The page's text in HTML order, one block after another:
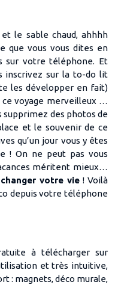
le sable chaud, ahhhh
que vous vous dites en
sur votre téléphone. Et
inscrivez sur la to-do lit
les développer en fait)
voyage merveilleux …
supprimez des photos de
et le souvenir de ce
qu’un jour vous y êtes
! On ne peut pas vous
méritent mieux…
votre vie! Voilà
depuis votre téléphone
à télécharger sur
et très intuitive,
: magnets, déco murale,